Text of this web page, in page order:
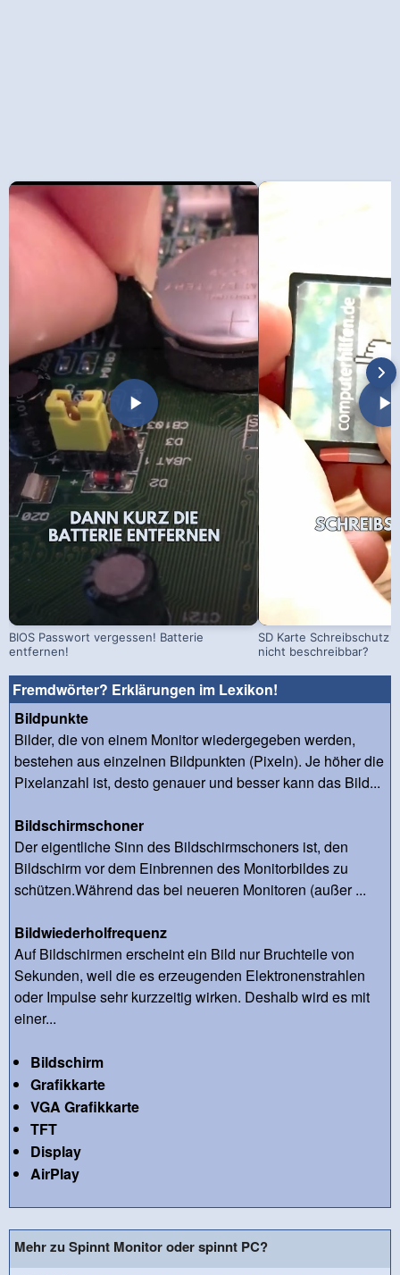
BIOS Passwort vergessen! Batterie
entfernen!
SD Karte Schreibschutz
nicht beschreibbar?
Fremdwörter? Erklärungen im Lexikon!
Bildpunkte
Bilder, die von einem Monitor wiedergegeben werden,
bestehen aus einzelnen Bildpunkten (Pixeln). Je höher die
Pixelanzahl ist, desto genauer und besser kann das Bild...
Bildschirmschoner
Der eigentliche Sinn des Bildschirmschoners ist, den
Bildschirm vor dem Einbrennen des Monitorbildes zu
schützen.Während das bei neueren Monitoren (außer ...
Bildwiederholfrequenz
Auf Bildschirmen erscheint ein Bild nur Bruchteile von
Sekunden, weil die es erzeugenden Elektronenstrahlen
oder Impulse sehr kurzzeitig wirken. Deshalb wird es mit
einer...
Bildschirm
Grafikkarte
VGA Grafikkarte
TFT
Display
AirPlay
Mehr zu Spinnt Monitor oder spinnt PC?